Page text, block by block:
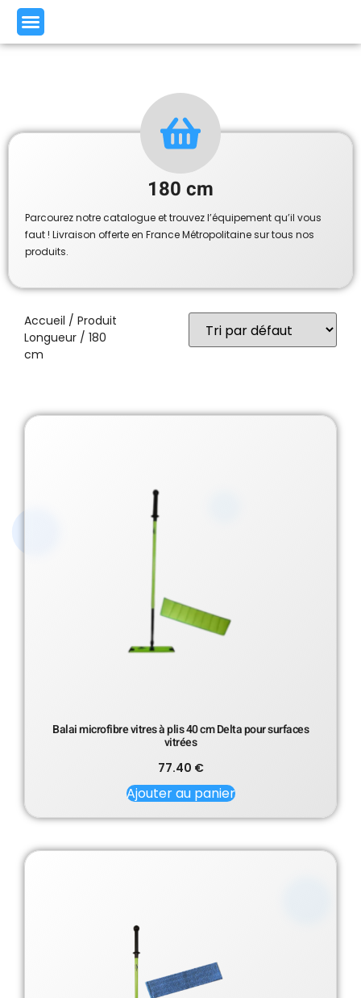
180 cm
Parcourez notre catalogue et trouvez l’équipement qu’il vous
faut ! Livraison offerte en France Métropolitaine sur tous nos
produits.
Accueil / Produit
Longueur / 180
cm
Balai microfibre vitres à plis 40 cm Delta pour surfaces
vitrées
77.40 €
Ajouter au panier